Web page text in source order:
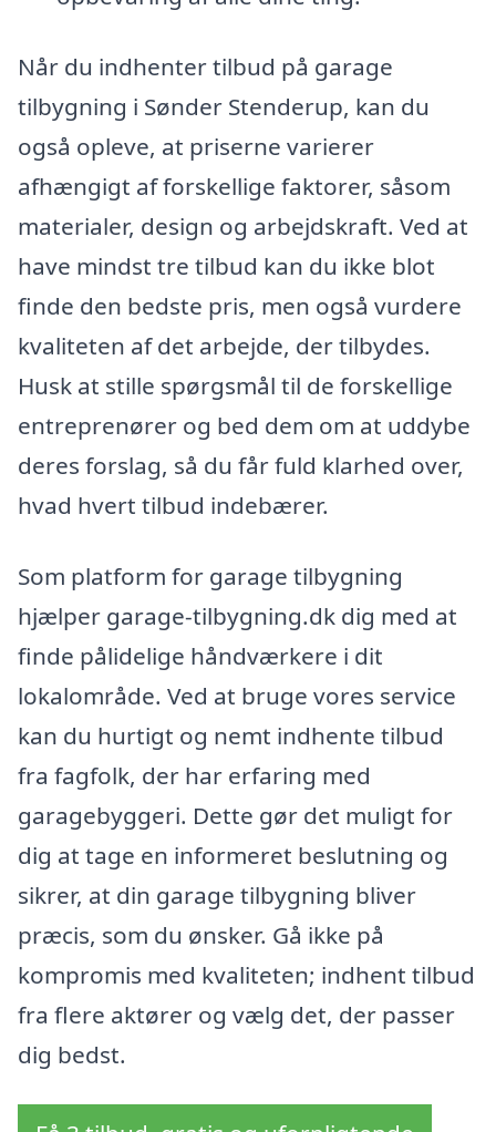
Når du indhenter tilbud på garage
tilbygning i Sønder Stenderup, kan du
også opleve, at priserne varierer
afhængigt af forskellige faktorer, såsom
materialer, design og arbejdskraft. Ved at
have mindst tre tilbud kan du ikke blot
finde den bedste pris, men også vurdere
kvaliteten af det arbejde, der tilbydes.
Husk at stille spørgsmål til de forskellige
entreprenører og bed dem om at uddybe
deres forslag, så du får fuld klarhed over,
hvad hvert tilbud indebærer.
Som platform for garage tilbygning
hjælper garage-tilbygning.dk dig med at
finde pålidelige håndværkere i dit
lokalområde. Ved at bruge vores service
kan du hurtigt og nemt indhente tilbud
fra fagfolk, der har erfaring med
garagebyggeri. Dette gør det muligt for
dig at tage en informeret beslutning og
sikrer, at din garage tilbygning bliver
præcis, som du ønsker. Gå ikke på
kompromis med kvaliteten; indhent tilbud
fra flere aktører og vælg det, der passer
dig bedst.